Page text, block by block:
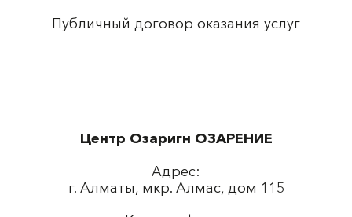
Публичный договор оказания услуг
Центр Озаригн ОЗАРЕНИЕ
Адрес:
г. Алматы, мкр. Алмас, дом 115